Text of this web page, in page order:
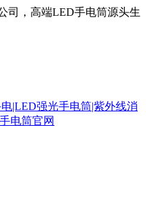
司，高端LED手电筒源头生